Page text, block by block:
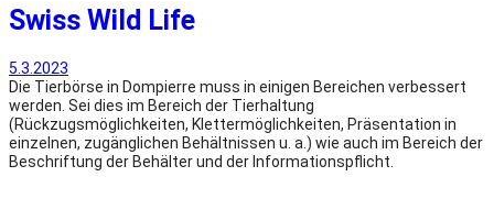
Swiss Wild Life
5.3.2023
Die Tierbörse in Dompierre muss in einigen Bereichen verbessert
werden. Sei dies im Bereich der Tierhaltung
(Rückzugsmöglichkeiten, Klettermöglichkeiten, Präsentation in
einzelnen, zugänglichen Behältnissen u. a.) wie auch im Bereich der
Beschriftung der Behälter und der Informationspflicht.